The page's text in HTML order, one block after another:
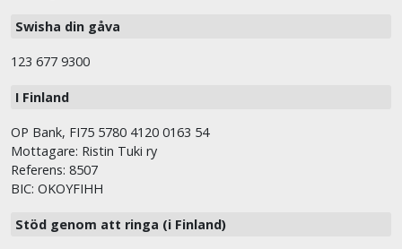
Swisha din gåva
123 677 9300
I Finland
OP Bank, FI75 5780 4120 0163 54
Mottagare: Ristin Tuki ry
Referens: 8507
BIC: OKOYFIHH
Stöd genom att ringa (i Finland)